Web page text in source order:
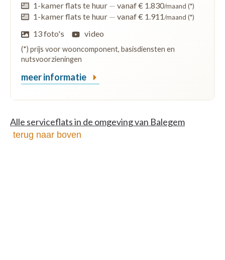
1-kamer flats te huur — vanaf € 1.830/maand (*)
1-kamer flats te huur — vanaf € 1.911/maand (*)
13 foto's video
(*) prijs voor wooncomponent, basisdiensten en
nutsvoorzieningen
meer informatie
Alle serviceflats in de omgeving van Balegem
terug naar boven